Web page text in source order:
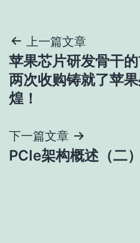
文
章
导
航
上一篇文章
苹果芯片研发骨干
两次收购铸就了苹
煌！
下一篇文章
PCIe架构概述（二）